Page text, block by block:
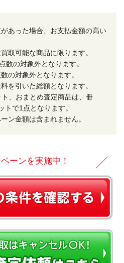
あった場合、お支払金額の高い
取可能な商品に限ります。
の対象外となります。
の対象外となります。
を引いた総額となります。
、おまとめ査定商品は、冊
トで1点となります。
ン金額は含まれません。
ーンを実施中！